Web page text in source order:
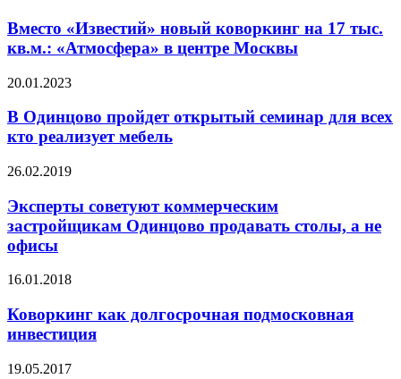
Вместо «Известий» новый коворкинг на 17 тыс.
кв.м.: «Атмосфера» в центре Москвы
20.01.2023
В Одинцово пройдет открытый семинар для всех
кто реализует мебель
26.02.2019
Эксперты советуют коммерческим
застройщикам Одинцово продавать столы, а не
офисы
16.01.2018
Коворкинг как долгосрочная подмосковная
инвестиция
19.05.2017